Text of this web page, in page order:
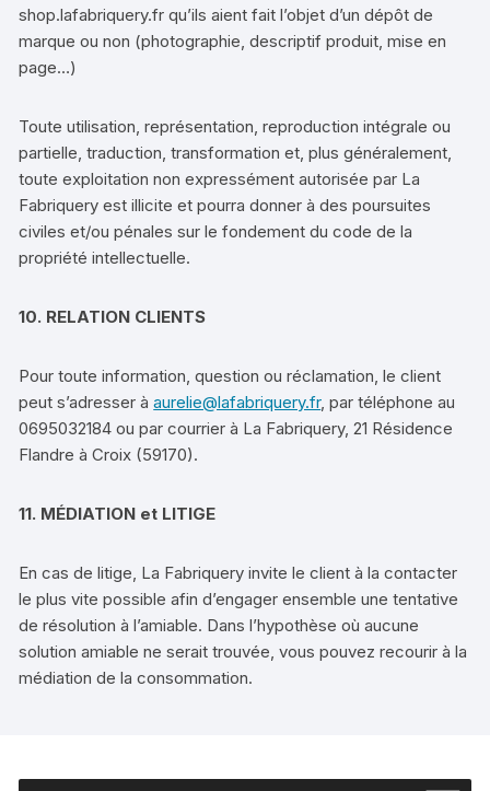
shop.lafabriquery.fr qu’ils aient fait l’objet d’un dépôt de
marque ou non (photographie, descriptif produit, mise en
page…)
Toute utilisation, représentation, reproduction intégrale ou
partielle, traduction, transformation et, plus généralement,
toute exploitation non expressément autorisée par La
Fabriquery est illicite et pourra donner à des poursuites
civiles et/ou pénales sur le fondement du code de la
propriété intellectuelle.
10. RELATION CLIENTS
Pour toute information, question ou réclamation, le client
peut s’adresser àaurelie@lafabriquery.fr, par téléphone au
0695032184 ou par courrier à La Fabriquery, 21 Résidence
Flandre à Croix (59170).
11. MÉDIATION et LITIGE
En cas de litige, La Fabriquery invite le client à la contacter
le plus vite possible afin d’engager ensemble une tentative
de résolution à l’amiable. Dans l’hypothèse où aucune
solution amiable ne serait trouvée, vous pouvez recourir à la
médiation de la consommation.